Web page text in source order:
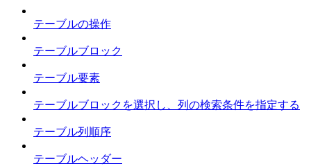
テーブルの操作
テーブルブロック
テーブル要素
テーブルブロックを選択し、列の検索条件を指定する
テーブル列順序
テーブルヘッダー